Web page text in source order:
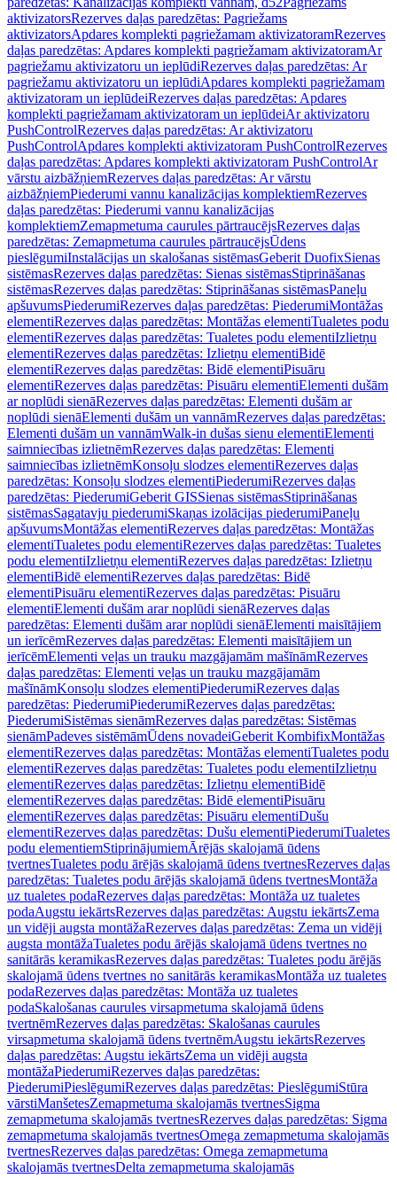
aktivizatorsRezerves daļas paredzētas: Pagriežams
aktivizatorsApdares komplekti pagriežamam aktivizatoramRezerves
daļas paredzētas: Apdares komplekti pagriežamam aktivizatoramAr
pagriežamu aktivizatoru un ieplūdiRezerves daļas paredzētas: Ar
pagriežamu aktivizatoru un ieplūdiApdares komplekti pagriežamam
aktivizatoram un ieplūdeiRezerves daļas paredzētas: Apdares
komplekti pagriežamam aktivizatoram un ieplūdeiAr aktivizatoru
PushControlRezerves daļas paredzētas: Ar aktivizatoru
PushControlApdares komplekti aktivizatoram PushControlRezerves
daļas paredzētas: Apdares komplekti aktivizatoram PushControlAr
vārstu aizbāžņiemRezerves daļas paredzētas: Ar vārstu
aizbāžņiemPiederumi vannu kanalizācijas komplektiemRezerves
daļas paredzētas: Piederumi vannu kanalizācijas
komplektiemZemapmetuma caurules pārtraucējsRezerves daļas
paredzētas: Zemapmetuma caurules pārtraucējsŪdens
pieslēgumiInstalācijas un skalošanas sistēmasGeberit DuofixSienas
sistēmasRezerves daļas paredzētas: Sienas sistēmasStiprināšanas
sistēmasRezerves daļas paredzētas: Stiprināšanas sistēmasPaneļu
apšuvumsPiederumiRezerves daļas paredzētas: PiederumiMontāžas
elementiRezerves daļas paredzētas: Montāžas elementiTualetes podu
elementiRezerves daļas paredzētas: Tualetes podu elementiIzlietņu
elementiRezerves daļas paredzētas: Izlietņu elementiBidē
elementiRezerves daļas paredzētas: Bidē elementiPisuāru
elementiRezerves daļas paredzētas: Pisuāru elementiElementi dušām
ar noplūdi sienāRezerves daļas paredzētas: Elementi dušām ar
noplūdi sienāElementi dušām un vannāmRezerves daļas paredzētas:
Elementi dušām un vannāmWalk-in dušas sienu elementiElementi
saimniecības izlietnēmRezerves daļas paredzētas: Elementi
saimniecības izlietnēmKonsoļu slodzes elementiRezerves daļas
paredzētas: Konsoļu slodzes elementiPiederumiRezerves daļas
paredzētas: PiederumiGeberit GISSienas sistēmasStiprināšanas
sistēmasSagatavju piederumiSkaņas izolācijas piederumiPaneļu
apšuvumsMontāžas elementiRezerves daļas paredzētas: Montāžas
elementiTualetes podu elementiRezerves daļas paredzētas: Tualetes
podu elementiIzlietņu elementiRezerves daļas paredzētas: Izlietņu
elementiBidē elementiRezerves daļas paredzētas: Bidē
elementiPisuāru elementiRezerves daļas paredzētas: Pisuāru
elementiElementi dušām arar noplūdi sienāRezerves daļas
paredzētas: Elementi dušām arar noplūdi sienāElementi maisītājiem
un ierīcēmRezerves daļas paredzētas: Elementi maisītājiem un
ierīcēmElementi veļas un trauku mazgājamām mašīnāmRezerves
daļas paredzētas: Elementi veļas un trauku mazgājamām
mašīnāmKonsoļu slodzes elementiPiederumiRezerves daļas
paredzētas: PiederumiPiederumiRezerves daļas paredzētas:
PiederumiSistēmas sienāmRezerves daļas paredzētas: Sistēmas
sienāmPadeves sistēmāmŪdens novadeiGeberit KombifixMontāžas
elementiRezerves daļas paredzētas: Montāžas elementiTualetes podu
elementiRezerves daļas paredzētas: Tualetes podu elementiIzlietņu
elementiRezerves daļas paredzētas: Izlietņu elementiBidē
elementiRezerves daļas paredzētas: Bidē elementiPisuāru
elementiRezerves daļas paredzētas: Pisuāru elementiDušu
elementiRezerves daļas paredzētas: Dušu elementiPiederumiTualetes
podu elementiemStiprinājumiemĀrējās skalojamā ūdens
tvertnesTualetes podu ārējās skalojamā ūdens tvertnesRezerves daļas
paredzētas: Tualetes podu ārējās skalojamā ūdens tvertnesMontāža
uz tualetes podaRezerves daļas paredzētas: Montāža uz tualetes
podaAugstu iekārtsRezerves daļas paredzētas: Augstu iekārtsZema
un vidēji augsta montāžaRezerves daļas paredzētas: Zema un vidēji
augsta montāžaTualetes podu ārējās skalojamā ūdens tvertnes no
sanitārās keramikasRezerves daļas paredzētas: Tualetes podu ārējās
skalojamā ūdens tvertnes no sanitārās keramikasMontāža uz tualetes
podaRezerves daļas paredzētas: Montāža uz tualetes
podaSkalošanas caurules virsapmetuma skalojamā ūdens
tvertnēmRezerves daļas paredzētas: Skalošanas caurules
virsapmetuma skalojamā ūdens tvertnēmAugstu iekārtsRezerves
daļas paredzētas: Augstu iekārtsZema un vidēji augsta
montāžaPiederumiRezerves daļas paredzētas:
PiederumiPieslēgumiRezerves daļas paredzētas: PieslēgumiStūra
vārstiManšetesZemapmetuma skalojamās tvertnesSigma
zemapmetuma skalojamās tvertnesRezerves daļas paredzētas: Sigma
zemapmetuma skalojamās tvertnesOmega zemapmetuma skalojamās
tvertnesRezerves daļas paredzētas: Omega zemapmetuma
skalojamās tvertnesDelta zemapmetuma skalojamās